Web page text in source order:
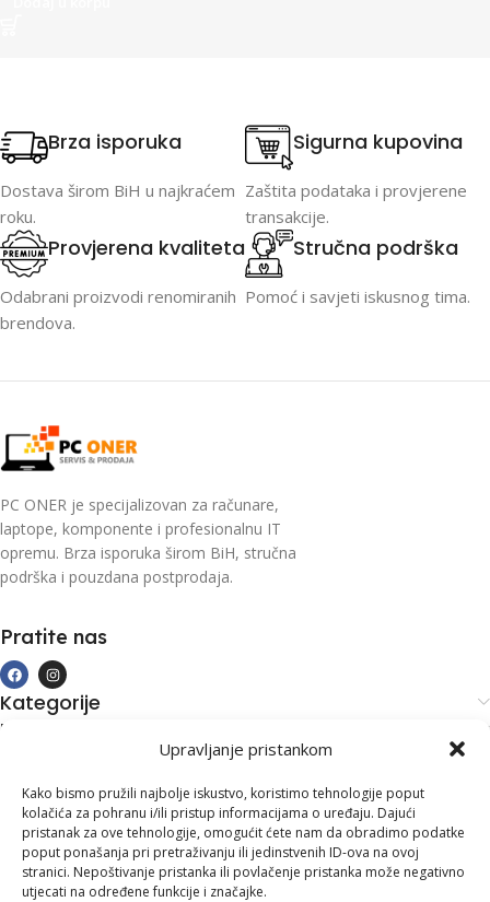
Upravljanje pristankom
Kako bismo pružili najbolje iskustvo, koristimo tehnologije poput
kolačića za pohranu i/ili pristup informacijama o uređaju. Dajući
pristanak za ove tehnologije, omogućit ćete nam da obradimo podatke
poput ponašanja pri pretraživanju ili jedinstvenih ID-ova na ovoj
stranici. Nepoštivanje pristanka ili povlačenje pristanka može negativno
utjecati na određene funkcije i značajke.
Brza isporuka
Dostava širom BiH u najkraćem
roku.
Sigurna kupovina
Zaštita podataka i provjerene
transakcije.
Provjerena kvaliteta
Odabrani proizvodi renomiranih
brendova.
Stručna podrška
Pomoć i savjeti iskusnog tima.
PC ONER je specijalizovan za računare,
laptope, komponente i profesionalnu IT
opremu. Brza isporuka širom BiH, stručna
podrška i pouzdana postprodaja.
Pratite nas
Kategorije
Kupovina i podrška
Kontakt informacije
Branilaca Bosne, 75 300 Lukavac
+387 35 555 999